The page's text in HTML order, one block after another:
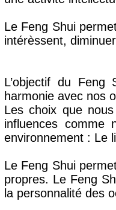
Le Feng Shui
intérèssent,
L’objectif du Feng
harmonie avec nos
Les choix que
influences comme
environnement : Le
Le Feng Shui
propres. Le Feng
la personnalité des